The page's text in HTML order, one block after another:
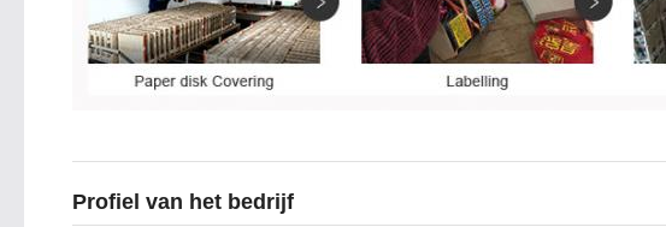
Profiel van het bedrijf